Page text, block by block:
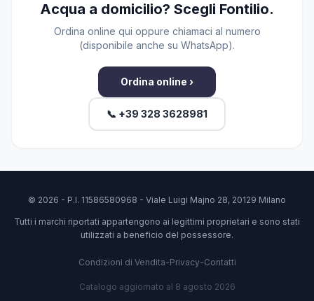
Acqua a domicilio? Scegli Fontilio.
Ordina online qui oppure chiamaci al numero
(disponibile anche su WhatsApp).
Ordina online ›
📞 +39 328 3628981
© 2026 - P.I. 11586580968 - Viale Luigi Majno 28, 20129 Milano
Tutti i marchi riportati appartengono ai legittimi proprietari e sono stati
utilizzati a beneficio del possessore.
Condizioni di Vendita-Privacy-Contatti
Catalogo aggiornato al 8 agosto 2026